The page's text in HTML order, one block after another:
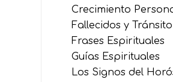
Crecimiento
Fallecidos y
Frases Espirituales
Guías Espirituales
Los Signos del